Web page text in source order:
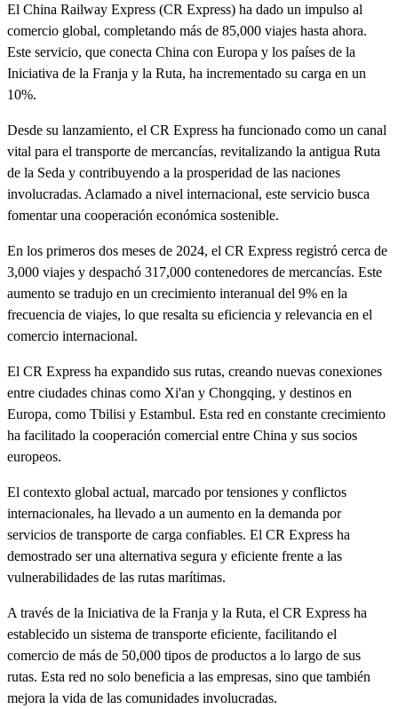
El China Railway Express (CR Express) ha dado un impulso al
comercio global, completando más de 85,000 viajes hasta ahora.
Este servicio, que conecta China con Europa y los países de la
Iniciativa de la Franja y la Ruta, ha incrementado su carga en un
10%.
Desde su lanzamiento, el CR Express ha funcionado como un canal
vital para el transporte de mercancías, revitalizando la antigua Ruta
de la Seda y contribuyendo a la prosperidad de las naciones
involucradas. Aclamado a nivel internacional, este servicio busca
fomentar una cooperación económica sostenible.
En los primeros dos meses de 2024, el CR Express registró cerca de
3,000 viajes y despachó 317,000 contenedores de mercancías. Este
aumento se tradujo en un crecimiento interanual del 9% en la
frecuencia de viajes, lo que resalta su eficiencia y relevancia en el
comercio internacional.
El CR Express ha expandido sus rutas, creando nuevas conexiones
entre ciudades chinas como Xi'an y Chongqing, y destinos en
Europa, como Tbilisi y Estambul. Esta red en constante crecimiento
ha facilitado la cooperación comercial entre China y sus socios
europeos.
El contexto global actual, marcado por tensiones y conflictos
internacionales, ha llevado a un aumento en la demanda por
servicios de transporte de carga confiables. El CR Express ha
demostrado ser una alternativa segura y eficiente frente a las
vulnerabilidades de las rutas marítimas.
A través de la Iniciativa de la Franja y la Ruta, el CR Express ha
establecido un sistema de transporte eficiente, facilitando el
comercio de más de 50,000 tipos de productos a lo largo de sus
rutas. Esta red no solo beneficia a las empresas, sino que también
mejora la vida de las comunidades involucradas.